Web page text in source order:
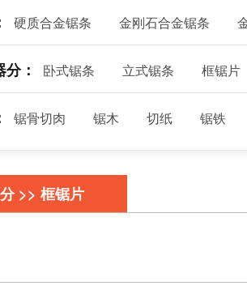
硬质合金锯条 金刚石合金锯条
： 卧式锯条 立式锯条 框锯片
锯骨切肉 锯木 切纸 锯铁
>> 框锯片